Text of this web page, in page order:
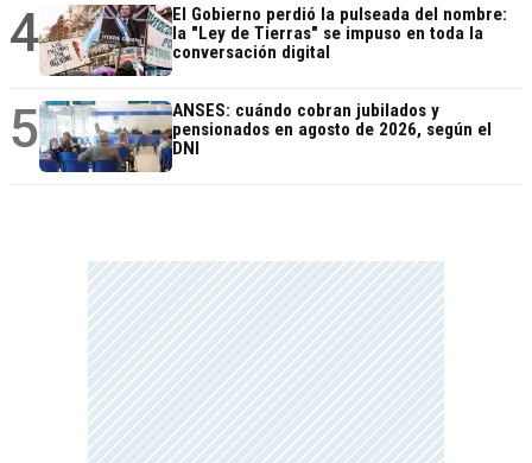
4
El Gobierno perdió la pulseada del nombre:
la "Ley de Tierras" se impuso en toda la
conversación digital
5
ANSES: cuándo cobran jubilados y
pensionados en agosto de 2026, según el
DNI